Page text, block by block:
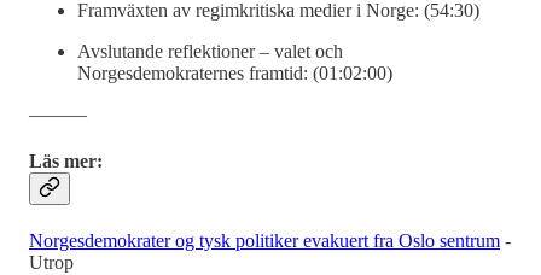
Framväxten av regimkritiska medier i Norge: (54:30)
Avslutande reflektioner – valet och
Norgesdemokraternes framtid: (01:02:00)
―――
Läs mer:
Norgesdemokrater og tysk politiker evakuert fra Oslo sentrum -
Utrop